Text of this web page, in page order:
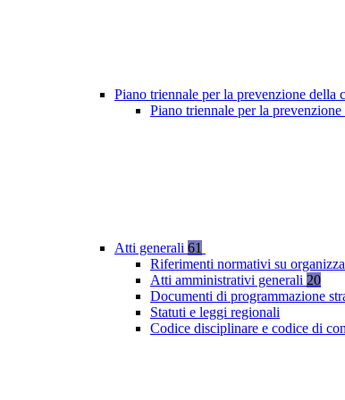
Piano triennale per la prevenzione della
Piano triennale per la
Atti generali 61
Riferimenti normativi su
Atti amministrativi generali 20
Documenti di programmazione
Statuti e leggi regionali
Codice disciplinare e codice di